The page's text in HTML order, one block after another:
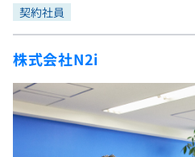
インターン
新卒エージェント
イベント・セミナー
問題集
4択課題
ナレッジ
リファレンス
プログラミング言語
評価結果一覧
再チャレンジ結果一覧
ゲーム・マンガ
Tech Team Journal
paiza times
paizaとは？
契約社員
株式会社N2i